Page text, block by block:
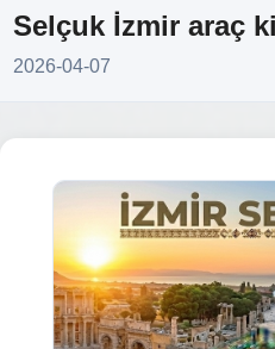
Selçuk İzmir araç
2026-04-07